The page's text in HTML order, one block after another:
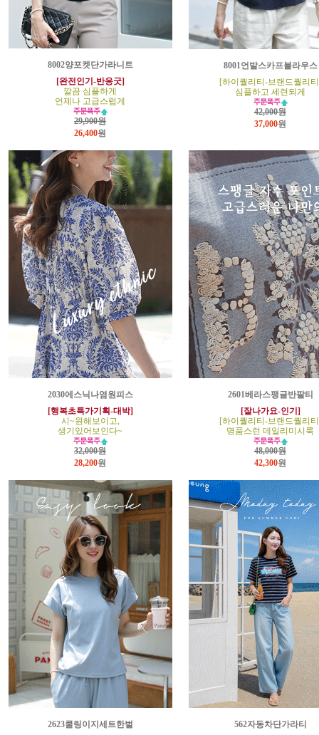
8002양포켓단가라니트
[완전인기-반응굿]
깔끔 심플하게
언제나 고급스럽게
29,900원
26,400원
8001언발스카프블라우스
[하이퀄리티-브랜드퀄리
심플하고 세련되게
42,000원
37,000원
2030에스닉나염원피스
[행복초특가기획-대박]
시~원해보이고,
생기있어보인다~
32,000원
28,200원
2601베라스팽글반팔티
[잘나가요-인기]
[하이퀄리티-브랜드퀄리
명품스런 데일리미시룩
48,000원
42,300원
2623쿨링이지세트한벌
562자동차단가라티